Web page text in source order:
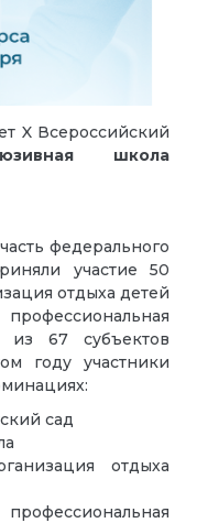
X Всероссийский
школа
федерального
участие 50
отдыха детей
из 67 субъектов
году участники
сад
отдыха